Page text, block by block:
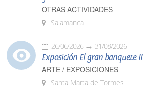
OTRAS ACTIVIDADES
Salamanca
26/06/2026 31/08/2026
Exposición El gran banquete II
ARTE / EXPOSICIONES
Santa Marta de Tormes